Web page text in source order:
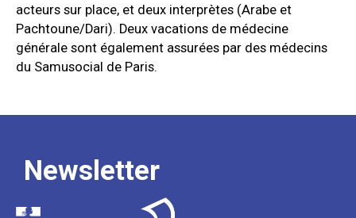
acteurs sur place, et deux interprètes (Arabe et
Pachtoune/Dari). Deux vacations de médecine
générale sont également assurées par des médecins
du Samusocial de Paris.
Newsletter